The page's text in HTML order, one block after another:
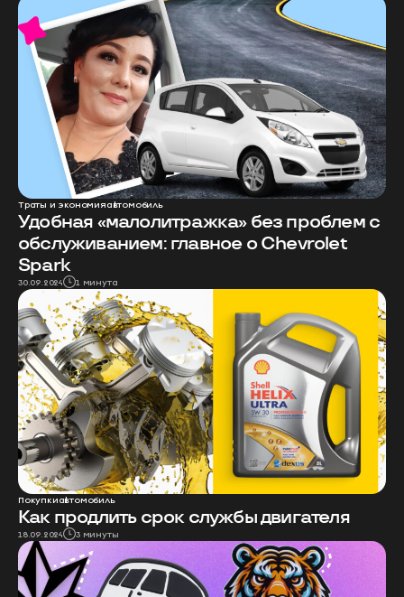
Траты и экономияавтомобиль
Удобная «малолитражка» без проблем с
обслуживанием: главное о Chevrolet
Spark
30.09.2024 1 минута
Покупкиавтомобиль
Как продлить срок службы двигателя
18.09.2024 3 минуты